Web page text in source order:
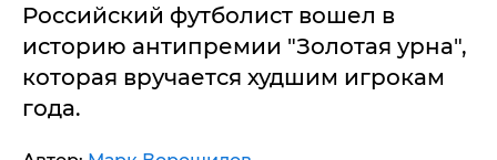
Российский футболист вошел в
историю антипремии "Золотая урна",
которая вручается худшим игрокам
года.